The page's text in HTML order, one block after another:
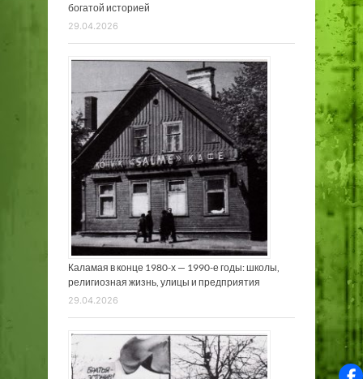
богатой историей
29.04.2026
Каламая в конце 1980-х — 1990-е годы: школы,
религиозная жизнь, улицы и предприятия
29.04.2026